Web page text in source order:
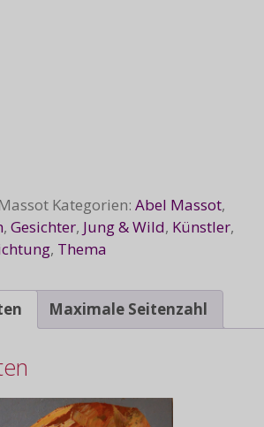
Kategorien: Abel Massot,
, Gesichter, Jung & Wild, Künstler,
, Thema
Maximale Seitenzahl